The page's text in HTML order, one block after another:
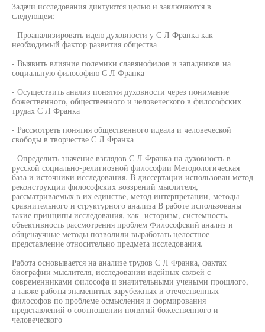
Задачи исследования диктуются целью и заключаются в
следующем:
- Проанализировать идею духовности у С Л Франка как
необходимый фактор развития общества
- Выявить влияние полемики славянофилов и западников на
социальную философию С Л Франка
- Осуществить анализ понятия духовности через понимание
божественного, общественного и человеческого в философских
трудах С Л Франка
- Рассмотреть понятия общественного идеала и человеческой
свободы в творчестве С Л Франка
- Определить значение взглядов С Л Франка на духовность в
русской социально-религиозной философии Методологическая
база и источники исследования. В диссертации использован метод
реконструкции философских воззрений мыслителя,
рассматриваемых в их единстве, метод интерпретации, методы
сравнительного и структурного анализа В работе использованы
такие принципы исследования, как- историзм, системность,
объективность рассмотрения проблем Философский анализ и
общенаучные методы позволили выработать целостное
представление относительно предмета исследования.
Работа основывается на анализе трудов С Л Франка, фактах
биографии мыслителя, исследовании идейных связей с
современниками философа и значительными учеными прошлого,
а также работы знаменитых зарубежных и отечественных
философов по проблеме осмысления и формирования
представлений о соотношении понятий божественного и
человеческого